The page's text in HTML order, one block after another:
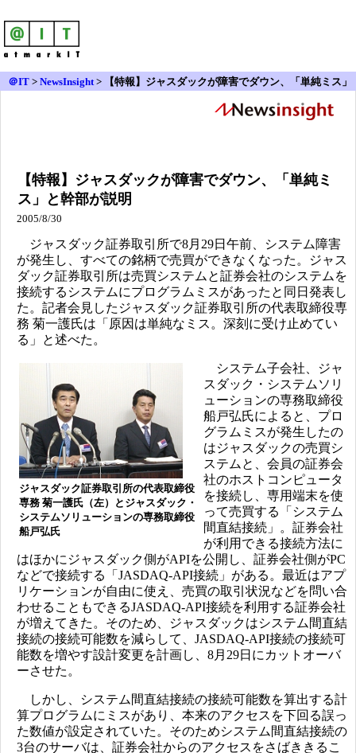
＠IT > NewsInsight>
【特報】ジャスダックが障害でダウン、「単純ミス」
【特報】ジャスダックが障害でダウン、「単純ミ
ス」と幹部が説明
2005/8/30
ジャスダック証券取引所で8月29日午前、システム障害
が発生し、すべての銘柄で売買ができなくなった。ジャス
ダック証券取引所は売買システムと証券会社のシステムを
接続するシステムにプログラムミスがあったと同日発表し
た。記者会見したジャスダック証券取引所の代表取締役専
務 菊一護氏は「原因は単純なミス。深刻に受け止めてい
る」と述べた。
ジャスダック証券取引所の代表取締役
専務 菊一護氏（左）とジャスダック・
システムソリューションの専務取締役
船戸弘氏
システム子会社、ジャ
スダック・システムソリ
ューションの専務取締役
船戸弘氏によると、プロ
グラムミスが発生したの
はジャスダックの売買シ
ステムと、会員の証券会
社のホストコンピュータ
を接続し、専用端末を使
って売買する「システム
間直結接続」。証券会社
が利用できる接続方法に
はほかにジャスダック側がAPIを公開し、証券会社側がPC
などで接続する「JASDAQ-API接続」がある。最近はアプ
リケーションが自由に使え、売買の取引状況などを問い合
わせることもできるJASDAQ-API接続を利用する証券会社
が増えてきた。そのため、ジャスダックはシステム間直結
接続の接続可能数を減らして、JASDAQ-API接続の接続可
能数を増やす設計変更を計画し、8月29日にカットオーバ
ーさせた。
しかし、システム間直結接続の接続可能数を算出する計
算プログラムにミスがあり、本来のアクセスを下回る誤っ
た数値が設定されていた。そのためシステム間直結接続の
3台のサーバは、証券会社からのアクセスをさばききるこ